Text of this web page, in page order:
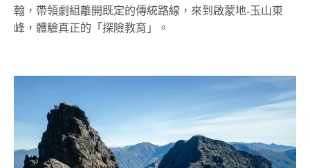
翰，帶領劇組離開既定的傳統路線，來到啟蒙地-玉山東
峰，體驗真正的「探險教育」。